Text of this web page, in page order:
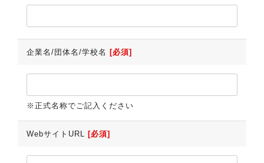
企業名/団体名/学校名 [必須]
※正式名称でご記入ください
WebサイトURL [必須]